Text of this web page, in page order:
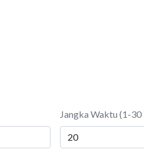
Jangka Waktu (1-30